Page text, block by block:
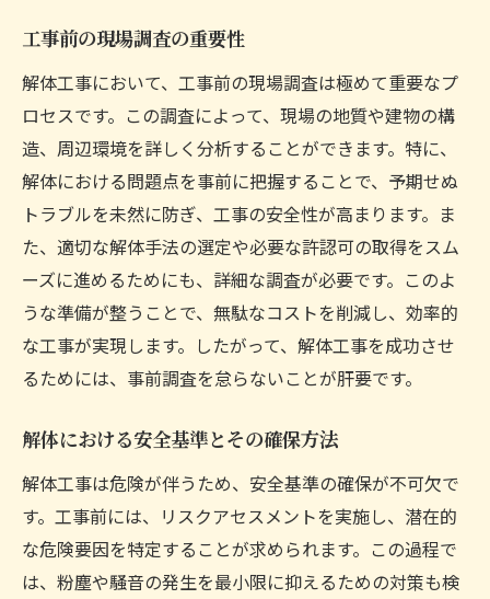
リアルタイムでの状況把握と対応方法
関係者との連携強化でトラブルを未然に防
ぐ
予期せぬ事態への柔軟な対応力
進捗レポートの作成と活用法
解体後の再構築に向けた準備新たな未来を築く
ために
解体後の土地利用計画の立案
再構築に向けた法的手続きと注意点
環境に優しい新しい建築へのステップ
ト管理
地域のニーズに合わせた再利用計画
未来のための持続可能な建設手法
成功する解体工事の秘訣プロの視点から学ぶ
プロが実践する成功事例とその分析
工事前の現場調査の重要性
解体工事において、工事前の現場調査は極めて重要なプ
ロセスです。この調査によって、現場の地質や建物の構
造、周辺環境を詳しく分析することができます。特に、
解体における問題点を事前に把握することで、予期せぬ
トラブルを未然に防ぎ、工事の安全性が高まります。ま
た、適切な解体手法の選定や必要な許認可の取得をスム
ーズに進めるためにも、詳細な調査が必要です。このよ
うな準備が整うことで、無駄なコストを削減し、効率的
な工事が実現します。したがって、解体工事を成功させ
るためには、事前調査を怠らないことが肝要です。
解体における安全基準とその確保方法
解体工事は危険が伴うため、安全基準の確保が不可欠で
す。工事前には、リスクアセスメントを実施し、潜在的
な危険要因を特定することが求められます。この過程で
は、粉塵や騒音の発生を最小限に抑えるための対策も検